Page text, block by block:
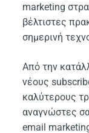
marketing
βέλτιστες
σημερινή
Από την
νέους
καλύτερους
αναγνώστες
email